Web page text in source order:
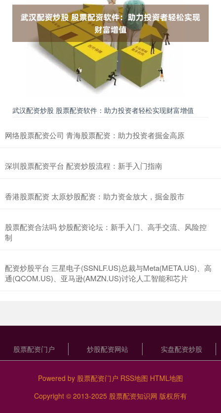
武汉配资炒股 股票配资软件：助力投资者轻松实现财富增值
网络股票配资公司 青海股票配资：助力投资者掘金高原
深圳股票配资平台 配资炒股流程：新手入门指南
香港股票配资 太原炒股配资：助力资金放大，掘金股市
股票配资合法吗 炒股配资论坛：新手入门、高手交流、风险控
制
配资炒股平台 三星电子(SSNLF.US)总裁与Meta(META.US)、高
通(QCOM.US)、亚马逊(AMZN.US)讨论人工智能和芯片
股票配资门户 炒股配资网站 实盘配资炒股
Powered by 股票配资门户 RSS地图 HTML地图
Copyright © 2013-2025 股票配资知识网 版权所有